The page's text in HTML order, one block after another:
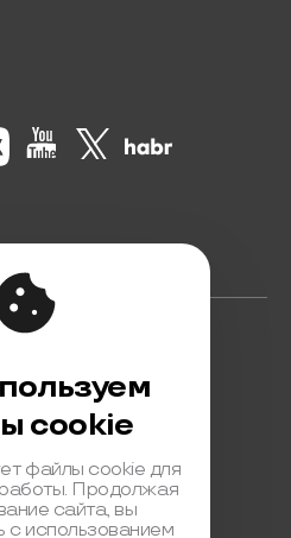
данных
данных
cookie
файлы cookie для
Продолжая
сайта, вы
с использованием